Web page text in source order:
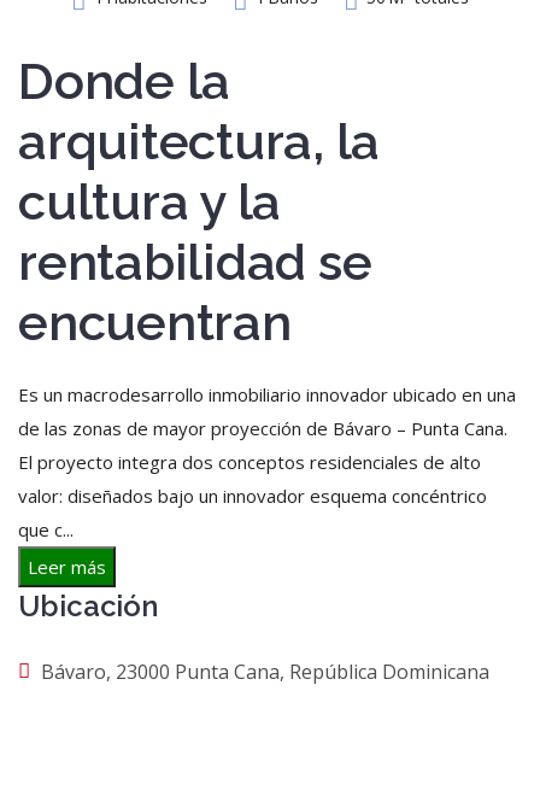
Recuérdame
INICIAR SESIÓN
Registro
{{settings.title}}
Donde la
arquitectura, la
cultura y la
rentabilidad se
encuentran
Es un macrodesarrollo inmobiliario innovador ubicado en una
de las zonas de mayor proyección de Bávaro – Punta Cana.
El proyecto integra dos conceptos residenciales de alto
valor: diseñados bajo un innovador esquema concéntrico
que c...
Leer más
Ubicación
Bávaro, 23000 Punta Cana, República Dominicana